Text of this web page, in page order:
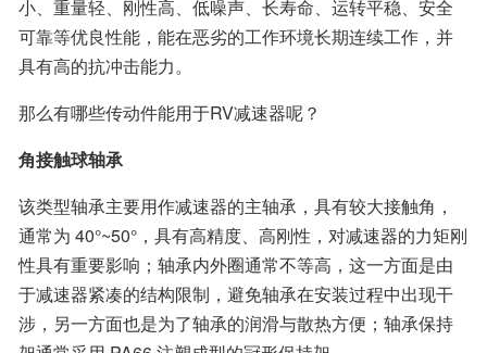
小、重量轻、刚性高、低噪声、长寿命、运转平稳、安全
可靠等优良性能，能在恶劣的工作环境长期连续工作，并
具有高的抗冲击能力。
那么有哪些传动件能用于RV减速器呢？
角接触球轴承
该类型轴承主要用作减速器的主轴承，具有较大接触角，
通常为 40°~50°，具有高精度、高刚性，对减速器的力矩刚
性具有重要影响；轴承内外圈通常不等高，这一方面是由
于减速器紧凑的结构限制，避免轴承在安装过程中出现干
涉，另一方面也是为了轴承的润滑与散热方便；轴承保持